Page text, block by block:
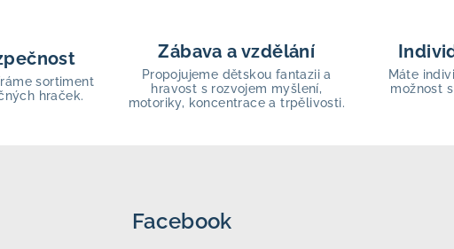
sortiment
hraček.
Zábava a vzdělání
Propojujeme dětskou fantazii a
hravost s rozvojem myšlení,
motoriky, koncentrace a trpělivosti.
Máte
možnost
Facebook